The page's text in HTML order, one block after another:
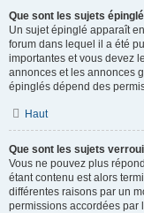
Que sont les sujets
Un sujet épinglé apparaît
forum dans lequel il a été
importantes et vous devez
annonces et les annonces
épinglés dépend des
Haut
Que sont les sujets
Vous ne pouvez plus
étant contenu est alors
différentes raisons par un
permissions accordées par